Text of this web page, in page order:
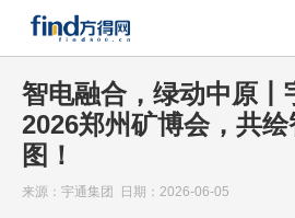
智电融合，绿动中原丨
2026郑州矿博会，共
图！
来源：宇通集团 日期：2026-06-05